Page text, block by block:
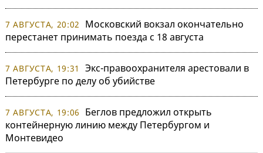
7 АВГУСТА, 20:02
Московский вокзал окончательно
перестанет принимать поезда с 18 августа
7 АВГУСТА, 19:31
Экс-правоохранителя арестовали в
Петербурге по делу об убийстве
7 АВГУСТА, 19:06
Беглов предложил открыть
контейнерную линию между Петербургом и
Монтевидео